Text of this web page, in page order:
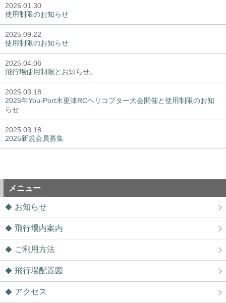
2026.01.30
使用制限のお知らせ
2025.09.22
使用制限のお知らせ
2025.04.06
飛行場使用制限とお知らせ。
2025.03.18
2025年You-Port木更津RCヘリコプター大会開催と使用制限のお知
らせ
2025.03.18
2025新規会員募集
メニュー
お知らせ
飛行場内案内
ご利用方法
飛行場配置図
アクセス